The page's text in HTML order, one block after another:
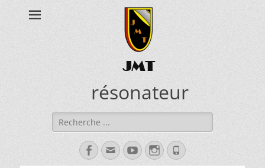
JMT
résonateur
Rechercher :
Facebook
Adresse
de
YouTubeInstagram
Tél